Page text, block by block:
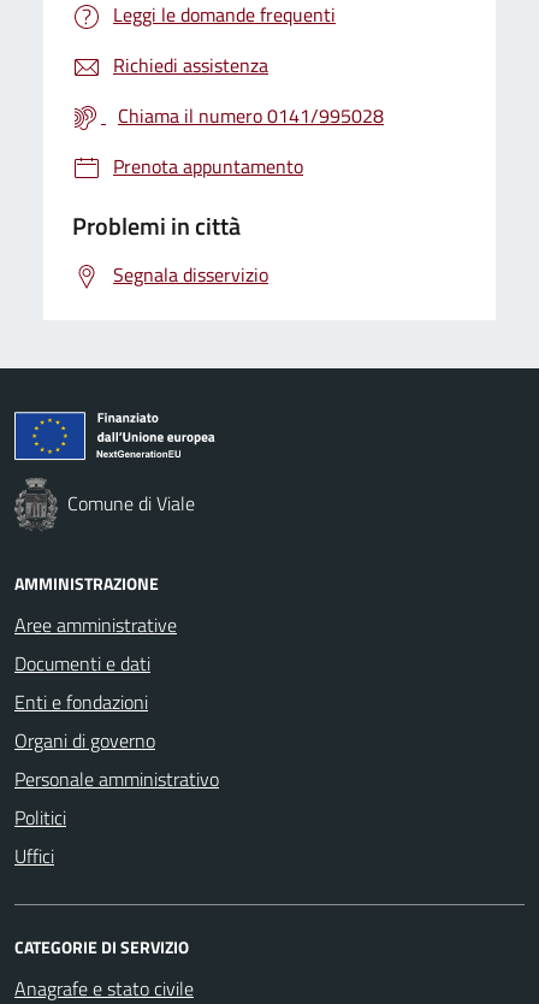
Leggi le domande frequenti
Richiedi assistenza
Chiama il numero 0141/995028
Prenota appuntamento
Problemi in città
Segnala disservizio
Comune di Viale
AMMINISTRAZIONE
Aree amministrative
Documenti e dati
Enti e fondazioni
Organi di governo
Personale amministrativo
Politici
Uffici
CATEGORIE DI SERVIZIO
Anagrafe e stato civile